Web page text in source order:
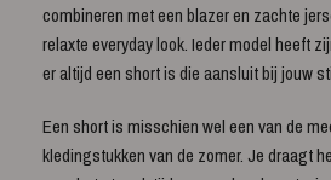
combineren met een blazer en zachte
relaxte everyday look. Ieder model heeft
er altijd een short is die aansluit bij jouw
Een short is misschien wel een van de
kledingstukken van de zomer. Je draagt